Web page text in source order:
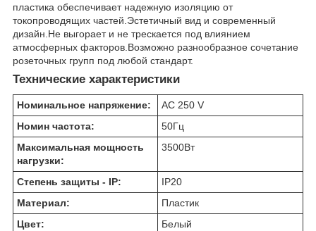
пластика обеспечивает надежную изоляцию от
токопроводящих частей.Эстетичный вид и современный
дизайн.Не выгорает и не трескается под влиянием
атмосферных факторов.Возможно разнообразное сочетание
розеточных групп под любой стандарт.
Технические характеристики
Номинальное напряжение:
AC 250 V
Номин частота:
50Гц
Максимальная мощность
нагрузки:
3500Вт
Степень защиты - IP:
IP20
Материал:
Пластик
Цвет:
Белый